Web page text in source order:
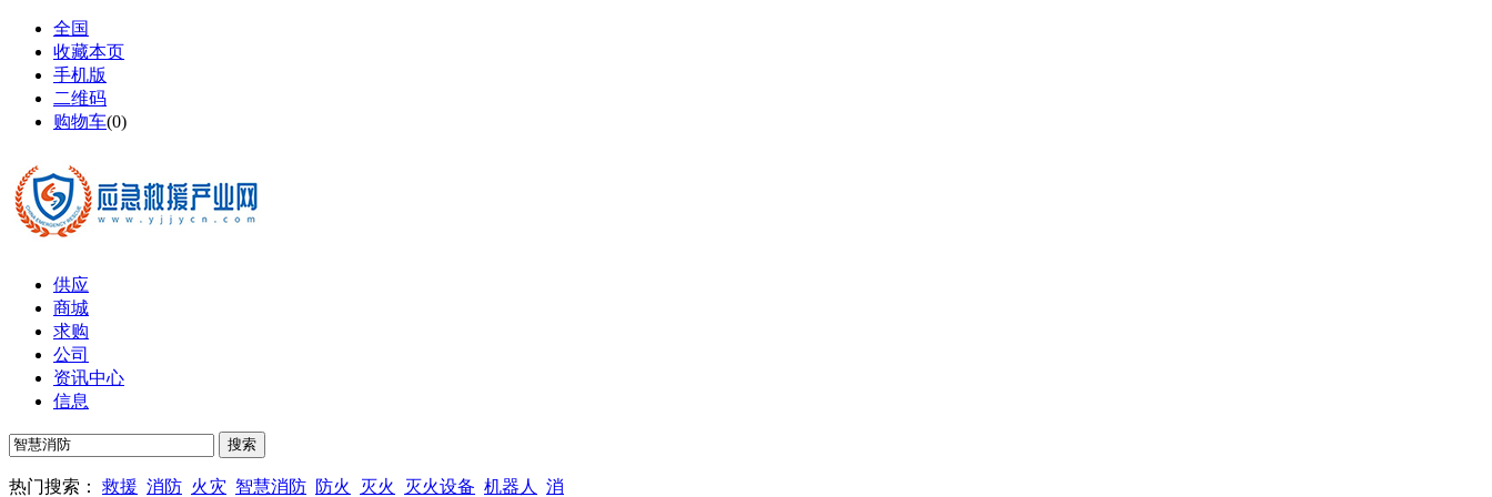
全国
收藏本页
手机版
二维码
购物车(0)
供应
商城
求购
公司
资讯中心
信息
热门搜索： 救援 消防 火灾 智慧消防 防火 灭火 灭火设备 机器人 消